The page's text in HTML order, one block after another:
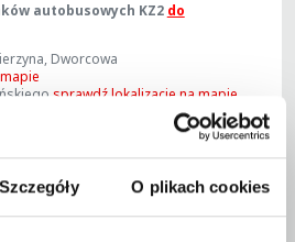
Szczegóły O plikach cookies
autobusowych KZ2 do
Dworcowa
sprawdź lokalizację na mapie
Gołubie, Dworzec Kolejowy
lokalizację na mapie
Wybudowanie